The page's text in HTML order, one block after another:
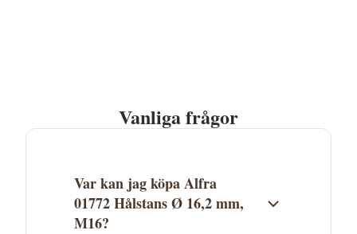
Vanliga frågor
Var kan jag köpa Alfra
01772 Hålstans Ø 16,2 mm,
M16?